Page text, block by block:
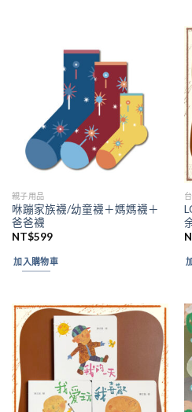
親子用品
咻蹦家族襪/幼童襪＋媽媽襪＋
爸爸襪
NT$599
加入購物車